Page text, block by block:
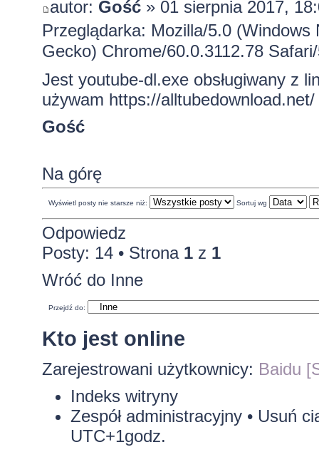
autor: Gość» 01 sierpnia 2017,
Przeglądarka: Mozilla/5.0
Gecko) Chrome/60.0.3112.78
Jest youtube-dl.exe obsługiwany z
używam https://alltubedownload.net/
Gość
Na górę
Wyświetl posty nie starsze niż: Sortuj wg
Odpowiedz
Posty: 14 • Strona 1z 1
Wróć do Inne
Przejdź do:
Kto jest online
Zarejestrowani użytkownicy: Baidu
Indeks witryny
Zespół administracyjny• Usuń
UTC+1godz.